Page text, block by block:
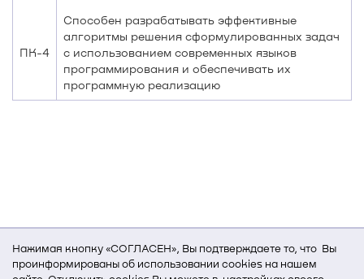
Нажимая кнопку «СОГЛАСЕН», Вы подтверждаете то, что Вы
проинформированы об использовании cookies на нашем
ПК-4
Способен разрабатывать эффективные
алгоритмы решения сформулированных задач
с использованием современных языков
программирования и обеспечивать их
программную реализацию